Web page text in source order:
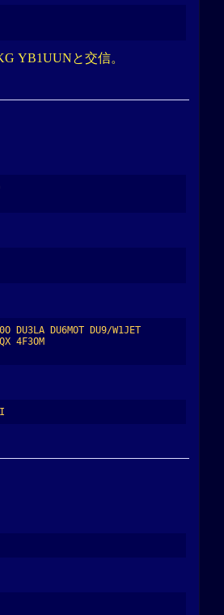
YB1UUNと交信。
DU3LA DU6MOT DU9/W1JET
4F3OM